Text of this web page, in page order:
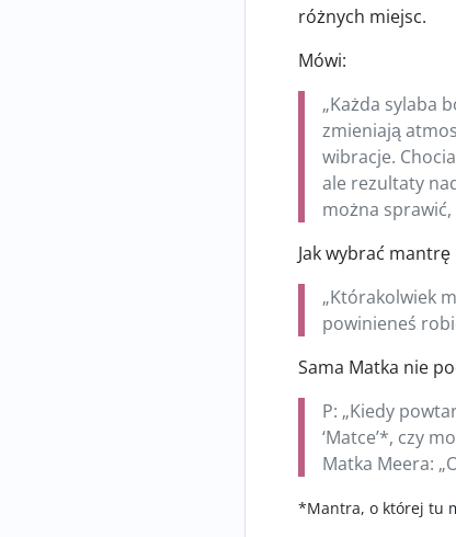
różnych miejsc.
Mówi:
„Każda sylaba
zmieniają
wibracje.
ale rezultaty
można sprawić,
Jak wybrać
„Którakolwiek
powinieneś
Sama Matka nie
P: „Kiedy
‘Matce’*, czy
Matka Meera:
*Mantra, o której tu